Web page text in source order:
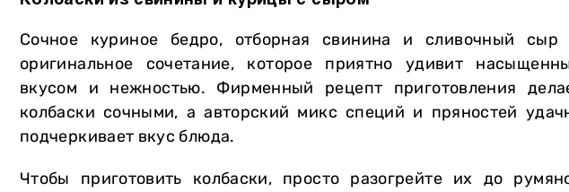
Яйца
Специи
Уголь и аксессуары
Сочное куриное бедро, отборная свинина и сливочный
оригинальное сочетание, которое приятно удивит
вкусом и нежностью. Фирменный рецепт приготовления
колбаски сочными, а авторский микс специй и пряностей
подчеркивает вкус блюда.
Чтобы приготовить колбаски, просто разогрейте их до